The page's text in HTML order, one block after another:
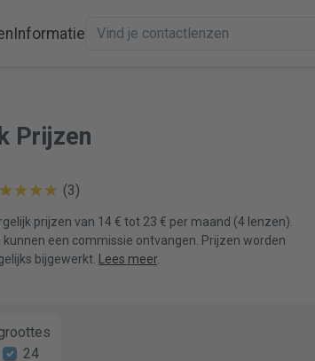
Informatie
Prijzen
(3)
prijzen van 14 € tot 23 € per maand (4 lenzen).
kunnen een commissie ontvangen. Prijzen worden
bijgewerkt. Lees meer.
24